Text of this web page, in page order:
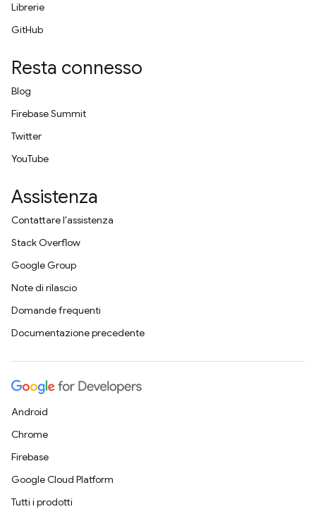
Librerie
GitHub
Resta connesso
Blog
Firebase Summit
Twitter
YouTube
Assistenza
Contattare l'assistenza
Stack Overflow
Google Group
Note di rilascio
Domande frequenti
Documentazione precedente
Android
Chrome
Firebase
Google Cloud Platform
Tutti i prodotti